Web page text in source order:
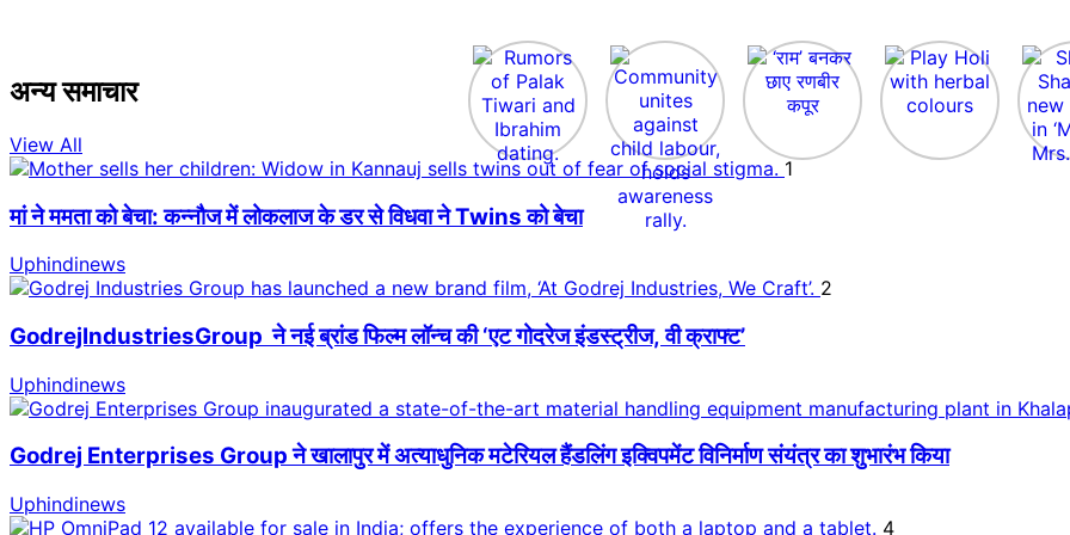
अन्य समाचार
View All
1
मां ने ममता को बेचा: कन्नौज में लोकलाज के डर से विधवा ने Twins को बेचा
Uphindinews
2
GodrejIndustriesGroup ने नई ब्रांड फिल्म लॉन्च की ‘एट गोदरेज इंडस्ट्रीज, वी क्राफ्ट’
Uphindinews
Godrej Enterprises Group ने खालापुर में अत्याधुनिक मटेरियल हैंडलिंग इक्विपमेंट विनिर्माण संयंत्र का शुभारंभ किया
Uphindinews
4